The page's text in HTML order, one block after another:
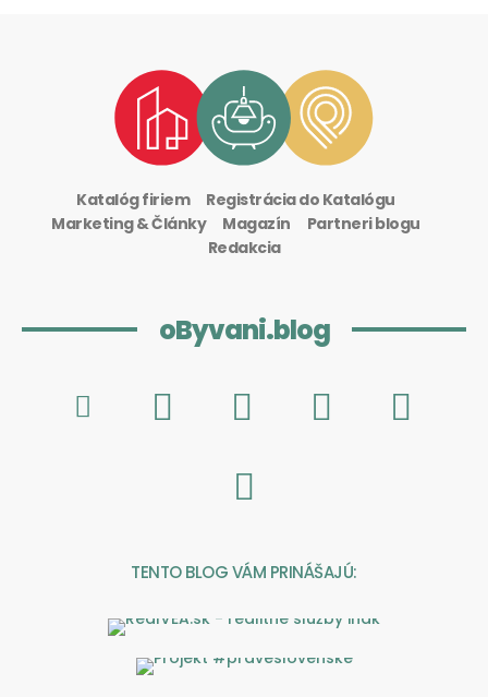
Katalóg firiem
Registrácia do Katalógu
Marketing & Články
Magazín
Partneri blogu
Redakcia
oByvani.blog
TENTO BLOG VÁM PRINÁŠAJÚ: